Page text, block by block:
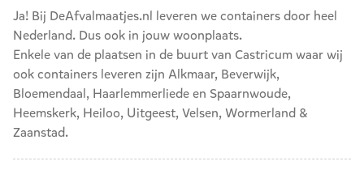
Ja! Bij DeAfvalmaatjes.nl leveren we containers door heel
Nederland. Dus ook in jouw woonplaats.
Enkele van de plaatsen in de buurt van Castricum waar wij
ook containers leveren zijn Alkmaar, Beverwijk,
Bloemendaal, Haarlemmerliede en Spaarnwoude,
Heemskerk, Heiloo, Uitgeest, Velsen, Wormerland &
Zaanstad.